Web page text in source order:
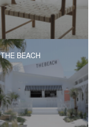
THE BEACH